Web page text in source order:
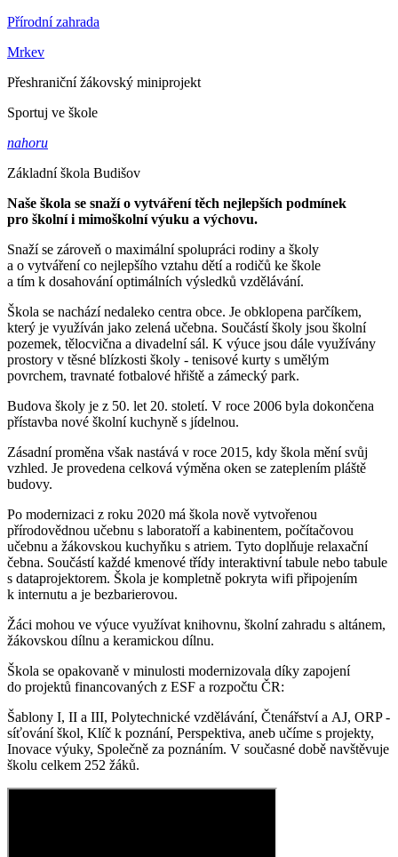
Přírodní zahrada
Mrkev
Přeshraniční žákovský miniprojekt
Sportuj ve škole
nahoru
Základní škola Budišov
Naše škola se snaží o vytváření těch nejlepších podmínek
pro školní i mimoškolní výuku a výchovu.
Snaží se zároveň o maximální spolupráci rodiny a školy
a o vytváření co nejlepšího vztahu dětí a rodičů ke škole
a tím k dosahování optimálních výsledků vzdělávání.
Škola se nachází nedaleko centra obce. Je obklopena parčíkem,
který je využíván jako zelená učebna. Součástí školy jsou školní
pozemek, tělocvična a divadelní sál. K výuce jsou dále využívány
prostory v těsné blízkosti školy - tenisové kurty s umělým
povrchem, travnaté fotbalové hřiště a zámecký park.
Budova školy je z 50. let 20. století. V roce 2006 byla dokončena
přístavba nové školní kuchyně s jídelnou.
Zásadní proměna však nastává v roce 2015, kdy škola mění svůj
vzhled. Je provedena celková výměna oken se zateplením pláště
budovy.
Po modernizaci z roku 2020 má škola nově vytvořenou
přírodovědnou učebnu s laboratoří a kabinentem, počítačovou
učebnu a žákovskou kuchyňku s atriem. Tyto doplňuje relaxační
čebna. Součástí každé kmenové třídy interaktivní tabule nebo tabule
s dataprojektorem. Škola je kompletně pokryta wifi připojením
k internutu a je bezbarierovou.
Žáci mohou ve výuce využívat knihovnu, školní zahradu s altánem,
žákovskou dílnu a keramickou dílnu.
Škola se opakovaně v minulosti modernizovala díky zapojení
do projektů financovaných z ESF a rozpočtu ČR:
Šablony I, II a III, Polytechnické vzdělávání, Čtenářství a AJ, ORP -
síťování škol, Klíč k poznání, Perspektiva, aneb učíme s projekty,
Inovace výuky, Společně za poznáním. V současné době navštěvuje
školu celkem 252 žáků.